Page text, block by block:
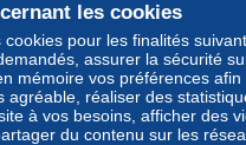
les cookies
cookies pour les finalités
assurer la sécurité
mémoire vos préférences
agréable, réaliser des
à vos besoins, afficher des
du contenu sur les